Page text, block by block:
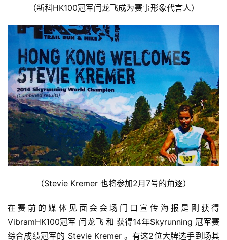
（新科HK100冠军闫龙飞成为赛事形象代言人）
（Stevie Kremer 也将参加2月7号的角逐）
在赛前的媒体见面会会场门口宣传海报是刚获得
VibramHK100冠军 闫龙飞 和 获得14年Skyrunning 冠军赛
综合成绩冠军的 Stevie Kremer 。有这2位大牌选手到场其